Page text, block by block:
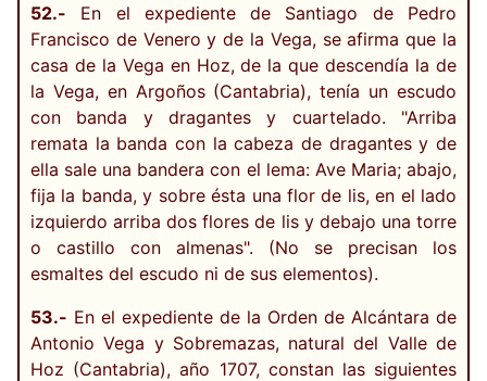
52.- En el expediente de Santiago de Pedro
Francisco de Venero y de la Vega, se afirma que la
casa de la Vega en Hoz, de la que descendía la de
la Vega, en Argoños (Cantabria), tenía un escudo
con banda y dragantes y cuartelado. "Arriba
remata la banda con la cabeza de dragantes y de
ella sale una bandera con el lema: Ave Maria; abajo,
fija la banda, y sobre ésta una flor de lis, en el lado
izquierdo arriba dos flores de lis y debajo una torre
o castillo con almenas". (No se precisan los
esmaltes del escudo ni de sus elementos).
53.- En el expediente de la Orden de Alcántara de
Antonio Vega y Sobremazas, natural del Valle de
Hoz (Cantabria), año 1707, constan las siguientes